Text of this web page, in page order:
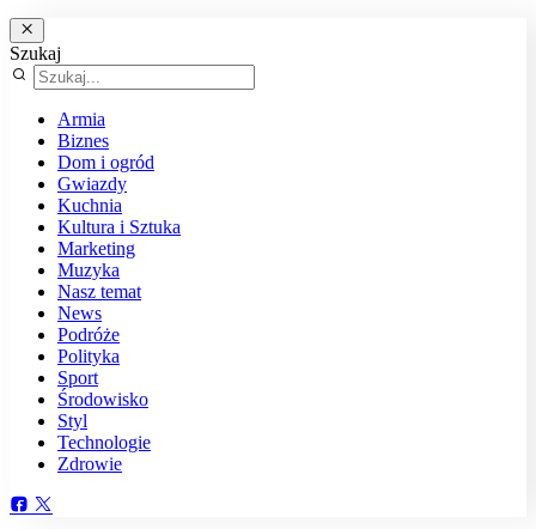
Szukaj
Armia
Biznes
Dom i ogród
Gwiazdy
Kuchnia
Kultura i Sztuka
Marketing
Muzyka
Nasz temat
News
Podróże
Polityka
Sport
Środowisko
Styl
Technologie
Zdrowie